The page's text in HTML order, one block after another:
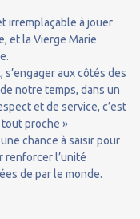
irremplaçable à jouer
et la Vierge Marie
aux côtés des
notre temps, dans un
et de service, c’est
tout proche »
chance à saisir pour
renforcer l’unité
de par le monde.